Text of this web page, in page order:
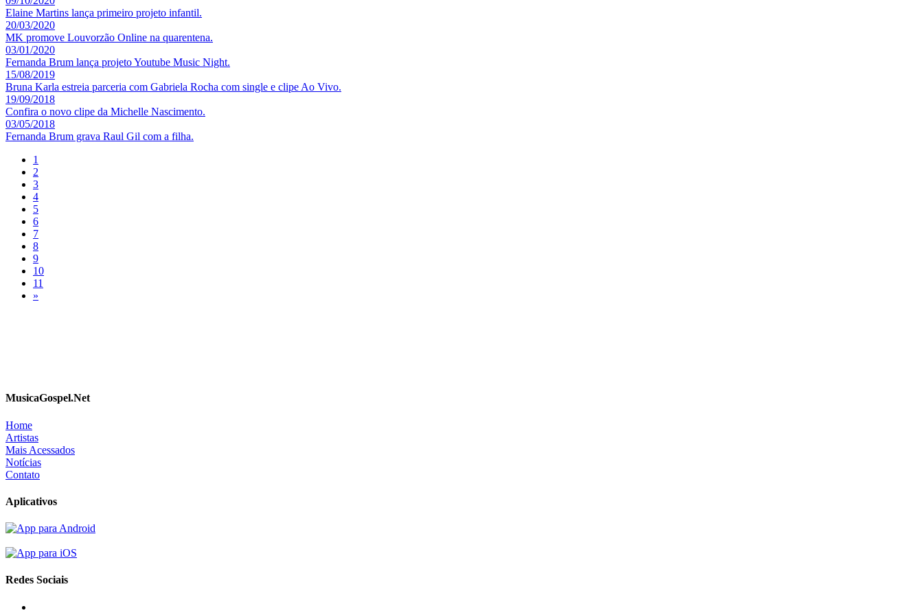
Elaine Martins lança primeiro projeto infantil.
20/03/2020
MK promove Louvorzão Online na quarentena.
03/01/2020
Fernanda Brum lança projeto Youtube Music Night.
15/08/2019
Bruna Karla estreia parceria com Gabriela Rocha com single e clipe Ao Vivo.
19/09/2018
Confira o novo clipe da Michelle Nascimento.
03/05/2018
Fernanda Brum grava Raul Gil com a filha.
1
2
3
4
5
6
7
8
9
10
11
»
MusicaGospel.Net
Home
Artistas
Mais Acessados
Notícias
Contato
Aplicativos
Redes Sociais